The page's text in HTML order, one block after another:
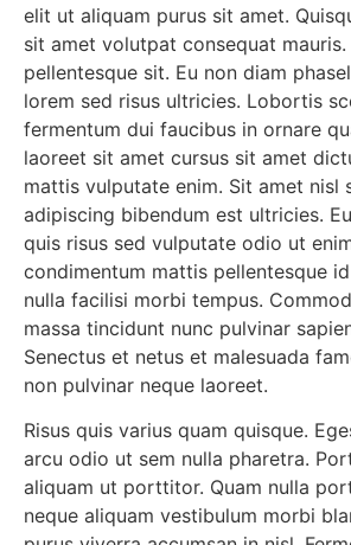
elit ut aliquam purus sit amet.
sit amet volutpat consequat
pellentesque sit. Eu non diam
lorem sed risus ultricies. Lobortis
fermentum dui faucibus in ornare
laoreet sit amet cursus sit amet
mattis vulputate enim. Sit amet nisl
adipiscing bibendum est ultricies.
quis risus sed vulputate odio ut
condimentum mattis pellentesque
nulla facilisi morbi tempus.
massa tincidunt nunc pulvinar
Senectus et netus et malesuada
non pulvinar neque laoreet.
Risus quis varius quam quisque.
arcu odio ut sem nulla pharetra.
aliquam ut porttitor. Quam nulla
neque aliquam vestibulum morbi